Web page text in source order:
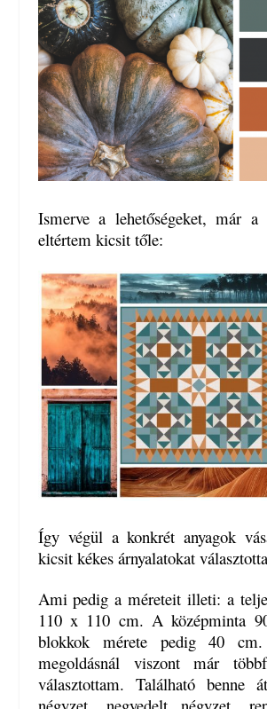
Ismerve a lehetőségeket, már a
eltértem kicsit tőle:
Így végül a konkrét anyagok
kicsit kékes árnyalatokat
Ami pedig a méreteit illeti: a
110 x 110 cm. A középminta
blokkok mérete pedig 40
megoldásnál viszont már
választottam. Található benne